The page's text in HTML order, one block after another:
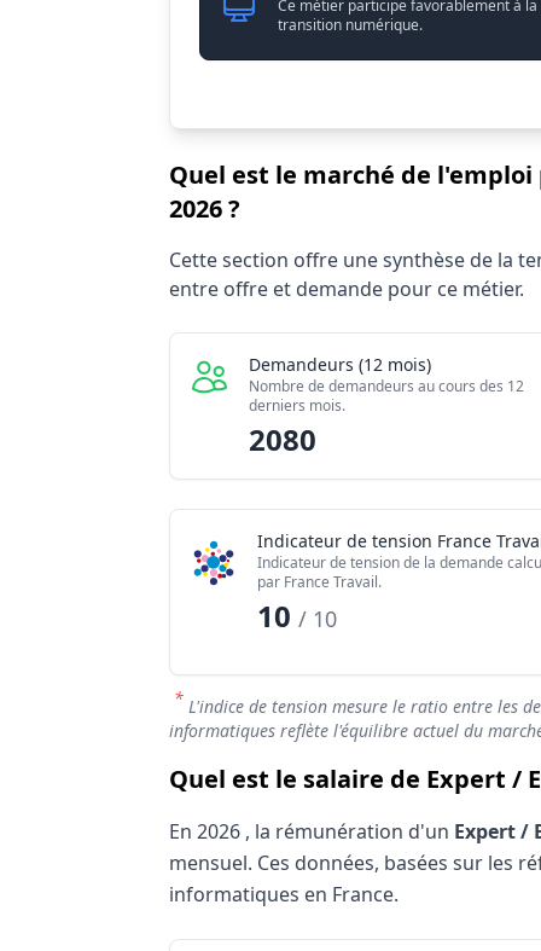
Ce métier participe favorablement à la
transition numérique.
Quel est le marché de
2026 ?
Statistiques recrutement Expert /
Indicateur
Offres publiées (12 mois)
Embauches constatées
Indice de tension globale
Cette section offre une synthèse de la
entre offre et demande pour ce métier.
Demandeurs (12 mois)
Nombre de demandeurs au cours des 12
derniers mois.
2080
Indicateur de tension France
Indicateur de tension de la demande
par France Travail.
10 / 10
* L'indice de tension mesure le ratio entre les
informatiques reflète l'équilibre actuel du
Quel est le salaire de Expert /
En 2026 , la rémunération d'un Expert /
mensuel. Ces données, basées sur les
informatiques en France.